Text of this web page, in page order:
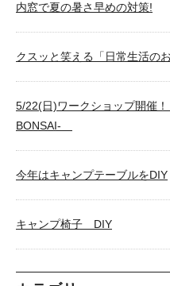
内窓で夏の暑さ早めの対策!
クスッと笑える「日常生活の
5/22(日)ワークショップ開催
BONSAI-
今年はキャンプテーブルをDIY
キャンプ椅子 DIY